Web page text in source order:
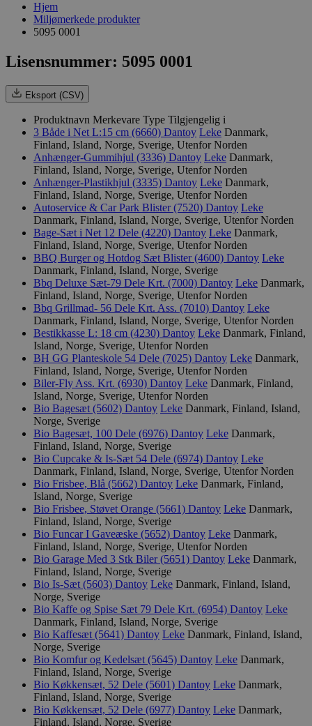
Hjem
Miljømerkede produkter
5095 0001
Lisensnummer: 5095 0001
Eksport (CSV)
Produktnavn Merkevare Type Tilgjengelig i
3 Både i Net L:15 cm (6660) Dantoy Leke Danmark,
Finland, Island, Norge, Sverige, Utenfor Norden
Anhænger-Gummihjul (3336) Dantoy Leke Danmark,
Finland, Island, Norge, Sverige, Utenfor Norden
Anhænger-Plastikhjul (3335) Dantoy Leke Danmark,
Finland, Island, Norge, Sverige, Utenfor Norden
Autoservice & Car Park Blister (7520) Dantoy Leke
Danmark, Finland, Island, Norge, Sverige, Utenfor Norden
Bage-Sæt i Net 12 Dele (4220) Dantoy Leke Danmark,
Finland, Island, Norge, Sverige, Utenfor Norden
BBQ Burger og Hotdog Sæt Blister (4600) Dantoy Leke
Danmark, Finland, Island, Norge, Sverige
Bbq Deluxe Sæt-79 Dele Krt. (7000) Dantoy Leke Danmark,
Finland, Island, Norge, Sverige, Utenfor Norden
Bbq Grillmad- 56 Dele Krt. Ass. (7010) Dantoy Leke
Danmark, Finland, Island, Norge, Sverige, Utenfor Norden
Bestikkasse L: 18 cm (4230) Dantoy Leke Danmark, Finland,
Island, Norge, Sverige, Utenfor Norden
BH GG Planteskole 54 Dele (7025) Dantoy Leke Danmark,
Finland, Island, Norge, Sverige, Utenfor Norden
Biler-Fly Ass. Krt. (6930) Dantoy Leke Danmark, Finland,
Island, Norge, Sverige, Utenfor Norden
Bio Bagesæt (5602) Dantoy Leke Danmark, Finland, Island,
Norge, Sverige
Bio Bagesæt, 100 Dele (6976) Dantoy Leke Danmark,
Finland, Island, Norge, Sverige
Bio Cupcake & Is-Sæt 54 Dele (6974) Dantoy Leke
Danmark, Finland, Island, Norge, Sverige, Utenfor Norden
Bio Frisbee, Blå (5662) Dantoy Leke Danmark, Finland,
Island, Norge, Sverige
Bio Frisbee, Støvet Orange (5661) Dantoy Leke Danmark,
Finland, Island, Norge, Sverige
Bio Funcar I Gaveæske (5652) Dantoy Leke Danmark,
Finland, Island, Norge, Sverige, Utenfor Norden
Bio Garage Med 3 Stk Biler (5651) Dantoy Leke Danmark,
Finland, Island, Norge, Sverige
Bio Is-Sæt (5603) Dantoy Leke Danmark, Finland, Island,
Norge, Sverige
Bio Kaffe og Spise Sæt 79 Dele Krt. (6954) Dantoy Leke
Danmark, Finland, Island, Norge, Sverige
Bio Kaffesæt (5641) Dantoy Leke Danmark, Finland, Island,
Norge, Sverige
Bio Komfur og Kedelsæt (5645) Dantoy Leke Danmark,
Finland, Island, Norge, Sverige
Bio Køkkensæt, 52 Dele (5601) Dantoy Leke Danmark,
Finland, Island, Norge, Sverige
Bio Køkkensæt, 52 Dele (6977) Dantoy Leke Danmark,
Finland, Island, Norge, Sverige